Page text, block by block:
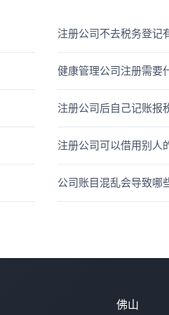
注册公司不去税务登记
健康管理公司注册需要
注册公司后自己记账报
注册公司可以借用别人
公司账目混乱会导致哪
佛山